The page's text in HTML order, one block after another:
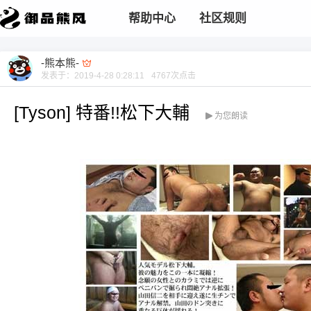
帮助中心 社区规则
-熊本熊-
发表于： 2019-4-28 0:28:11 4767次点击
[Tyson] 特番!!松下大輔 为您朗读